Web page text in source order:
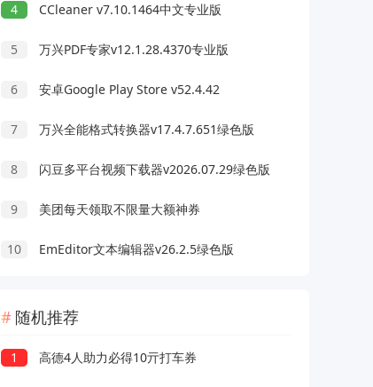
4 CCleaner v7.10.1464中文专业版
5 万兴PDF专家v12.1.28.4370专业版
6 安卓Google Play Store v52.4.42
7 万兴全能格式转换器v17.4.7.651绿色版
8 闪豆多平台视频下载器v2026.07.29绿色版
9 美团每天领取不限量大额神券
10 EmEditor文本编辑器v26.2.5绿色版
随机推荐
1 高德4人助力必得10亓打车券